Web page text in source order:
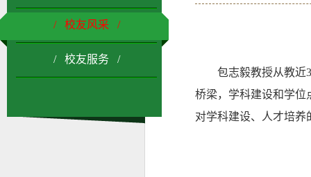
/ 校友风采 /
/ 校友服务 /
包志毅教授从教近
桥梁，学科建设和学位
对学科建设、人才培养